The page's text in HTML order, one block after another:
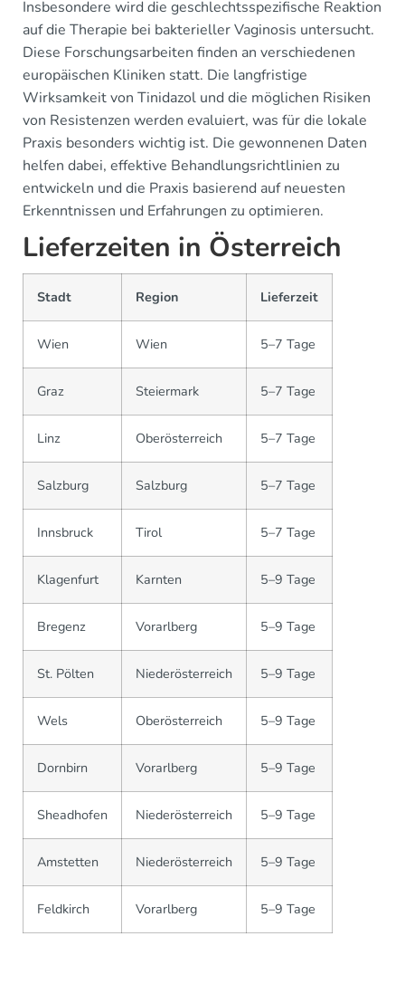
Insbesondere wird die geschlechtsspezifische Reaktion
auf die Therapie bei bakterieller Vaginosis untersucht.
Diese Forschungsarbeiten finden an verschiedenen
europäischen Kliniken statt. Die langfristige
Wirksamkeit von Tinidazol und die möglichen Risiken
von Resistenzen werden evaluiert, was für die lokale
Praxis besonders wichtig ist. Die gewonnenen Daten
helfen dabei, effektive Behandlungsrichtlinien zu
entwickeln und die Praxis basierend auf neuesten
Erkenntnissen und Erfahrungen zu optimieren.
Lieferzeiten in Österreich
Stadt Region Lieferzeit
Wien Wien 5–7 Tage
Graz Steiermark 5–7 Tage
Linz Oberösterreich 5–7 Tage
Salzburg Salzburg 5–7 Tage
Innsbruck Tirol 5–7 Tage
Klagenfurt Karnten 5–9 Tage
Bregenz Vorarlberg 5–9 Tage
St. Pölten Niederösterreich 5–9 Tage
Wels Oberösterreich 5–9 Tage
Dornbirn Vorarlberg 5–9 Tage
Sheadhofen Niederösterreich 5–9 Tage
Amstetten Niederösterreich 5–9 Tage
Feldkirch Vorarlberg 5–9 Tage